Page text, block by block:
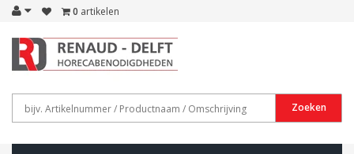
0 artikelen
Zoeken